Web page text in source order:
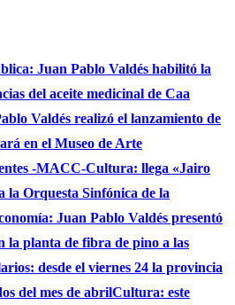
Juan Pablo Valdés habilitó la
del aceite medicinal de Caa
Valdés realizó el lanzamiento de
en el Museo de Arte
-MACC-Cultura: llega «Jairo
la Orquesta Sinfónica de la
Juan Pablo Valdés presentó
la planta de fibra de pino a las
desde el viernes 24 la provincia
del mes de abrilCultura: este